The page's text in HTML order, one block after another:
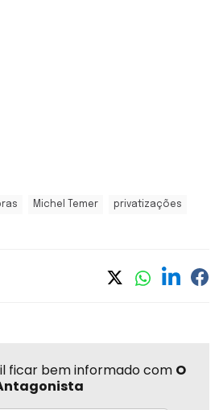
Michel Temer privatizações
ficar bem informado com O